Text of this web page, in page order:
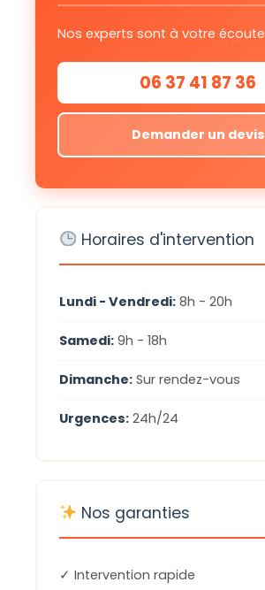
Nos experts sont à votre écoute
06 37 41 87 36
Demander un devis
Horaires d'intervention
Lundi - Vendredi: 8h - 20h
Samedi: 9h - 18h
Dimanche: Sur rendez-vous
Urgences: 24h/24
Nos garanties
✓ Intervention rapide